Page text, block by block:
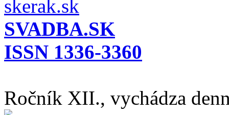
SVADBA.SK
ISSN 1336-3360
Ročník XII., vychádza